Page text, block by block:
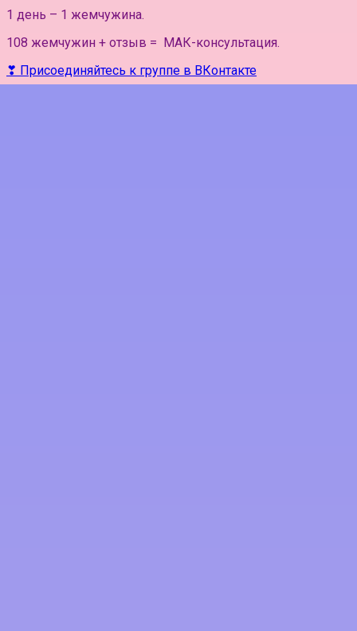
1 день – 1 жемчужина.
108 жемчужин + отзыв = МАК-консультация.
❣ Присоединяйтесь к группе в ВКонтакте